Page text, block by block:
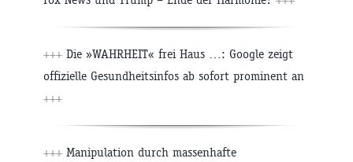
+++ Die »WAHRHEIT« frei Haus …: Google zeigt
offizielle Gesundheitsinfos ab sofort prominent an
+++
+++ Manipulation durch massenhafte